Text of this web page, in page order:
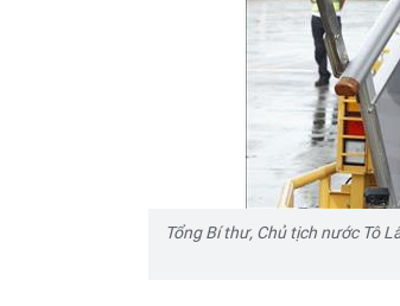
Tổng Bí thư, Chủ tịch nước Tô